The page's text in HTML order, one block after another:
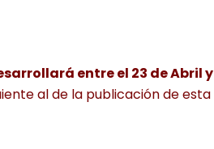
entre el 23 de Abril y
al de la publicación de esta